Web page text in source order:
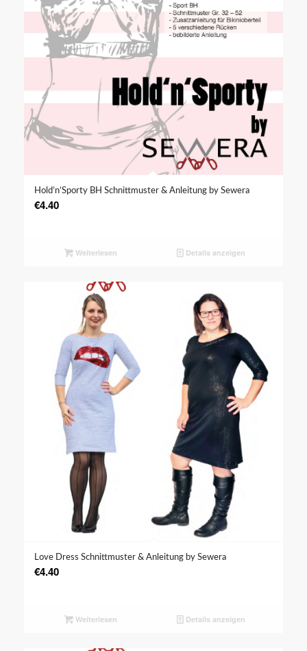
Hold’n’Sporty BH Schnittmuster & Anleitung by Sewera
€4.40
Weiterlesen Details anzeigen
Love Dress Schnittmuster & Anleitung by Sewera
€4.40
Weiterlesen Details anzeigen